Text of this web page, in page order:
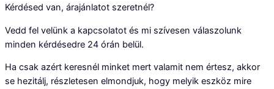
Kérdésed van, árajánlatot szeretnél?
Vedd fel velünk a kapcsolatot és mi szívesen válaszolunk
minden kérdésedre 24 órán belül.
Ha csak azért keresnél minket mert valamit nem értesz, akkor
se hezitálj, részletesen elmondjuk, hogy melyik eszköz mire